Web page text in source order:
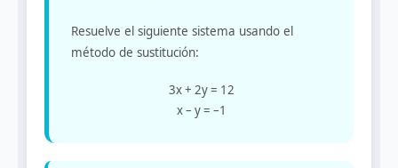
Resuelve el siguiente sistema usando el
método de sustitución:
3x + 2y = 12
x – y = –1